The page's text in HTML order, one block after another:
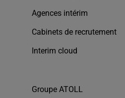
Agences intérim
Cabinets de recrutement
Interim cloud
Groupe ATOLL